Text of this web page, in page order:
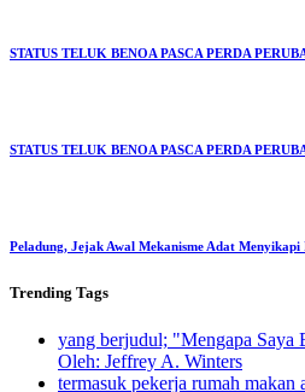
STATUS TELUK BENOA PASCA PERDA
STATUS TELUK BENOA PASCA PERDA
Peladung, Jejak Awal Mekanisme Adat Menyikapi
Trending Tags
yang berjudul; "Mengapa Saya
Oleh: Jeffrey A. Winters
termasuk pekerja rumah